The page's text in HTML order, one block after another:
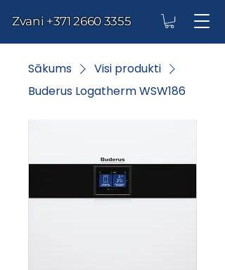
Zvani +371 2660 3355
Sākums
Visi produkti
Buderus Logatherm WSW186